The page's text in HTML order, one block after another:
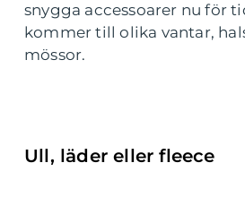
snygga accessoarer nu för
kommer till olika vantar,
mössor.
Ull, läder eller fleece